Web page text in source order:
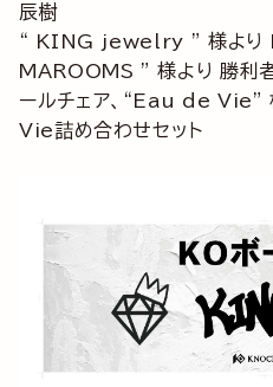
辰樹
“ KING jewelry ” 様より
MAROOMS ” 様より 勝利
ールチェア、“Eau de
Vie詰め合わせセット